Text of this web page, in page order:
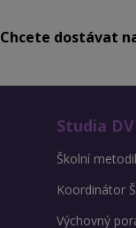
Chcete dostávat
Studia
Školní
Koordinátor
Výchovný